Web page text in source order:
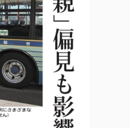
士課程
福祉心理学専攻 修士課程
み履修可能）
方針
いす開発
学一如」の実践
る』次世代塾」
定